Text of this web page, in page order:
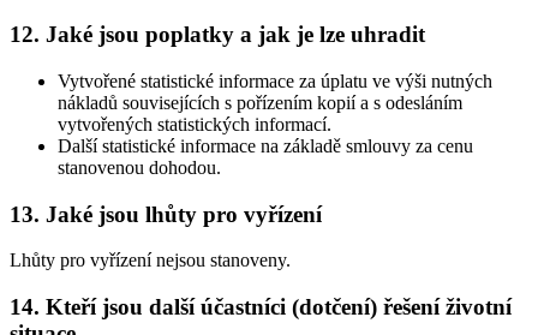
12. Jaké jsou poplatky a jak je lze uhradit
Vytvořené statistické informace za úplatu ve výši nutných
nákladů souvisejících s pořízením kopií a s odesláním
vytvořených statistických informací.
Další statistické informace na základě smlouvy za cenu
stanovenou dohodou.
13. Jaké jsou lhůty pro vyřízení
Lhůty pro vyřízení nejsou stanoveny.
14. Kteří jsou další účastníci (dotčení) řešení životní